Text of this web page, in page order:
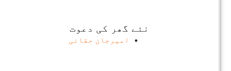
نئے گھر کی دعوت
امیرجان حقانی